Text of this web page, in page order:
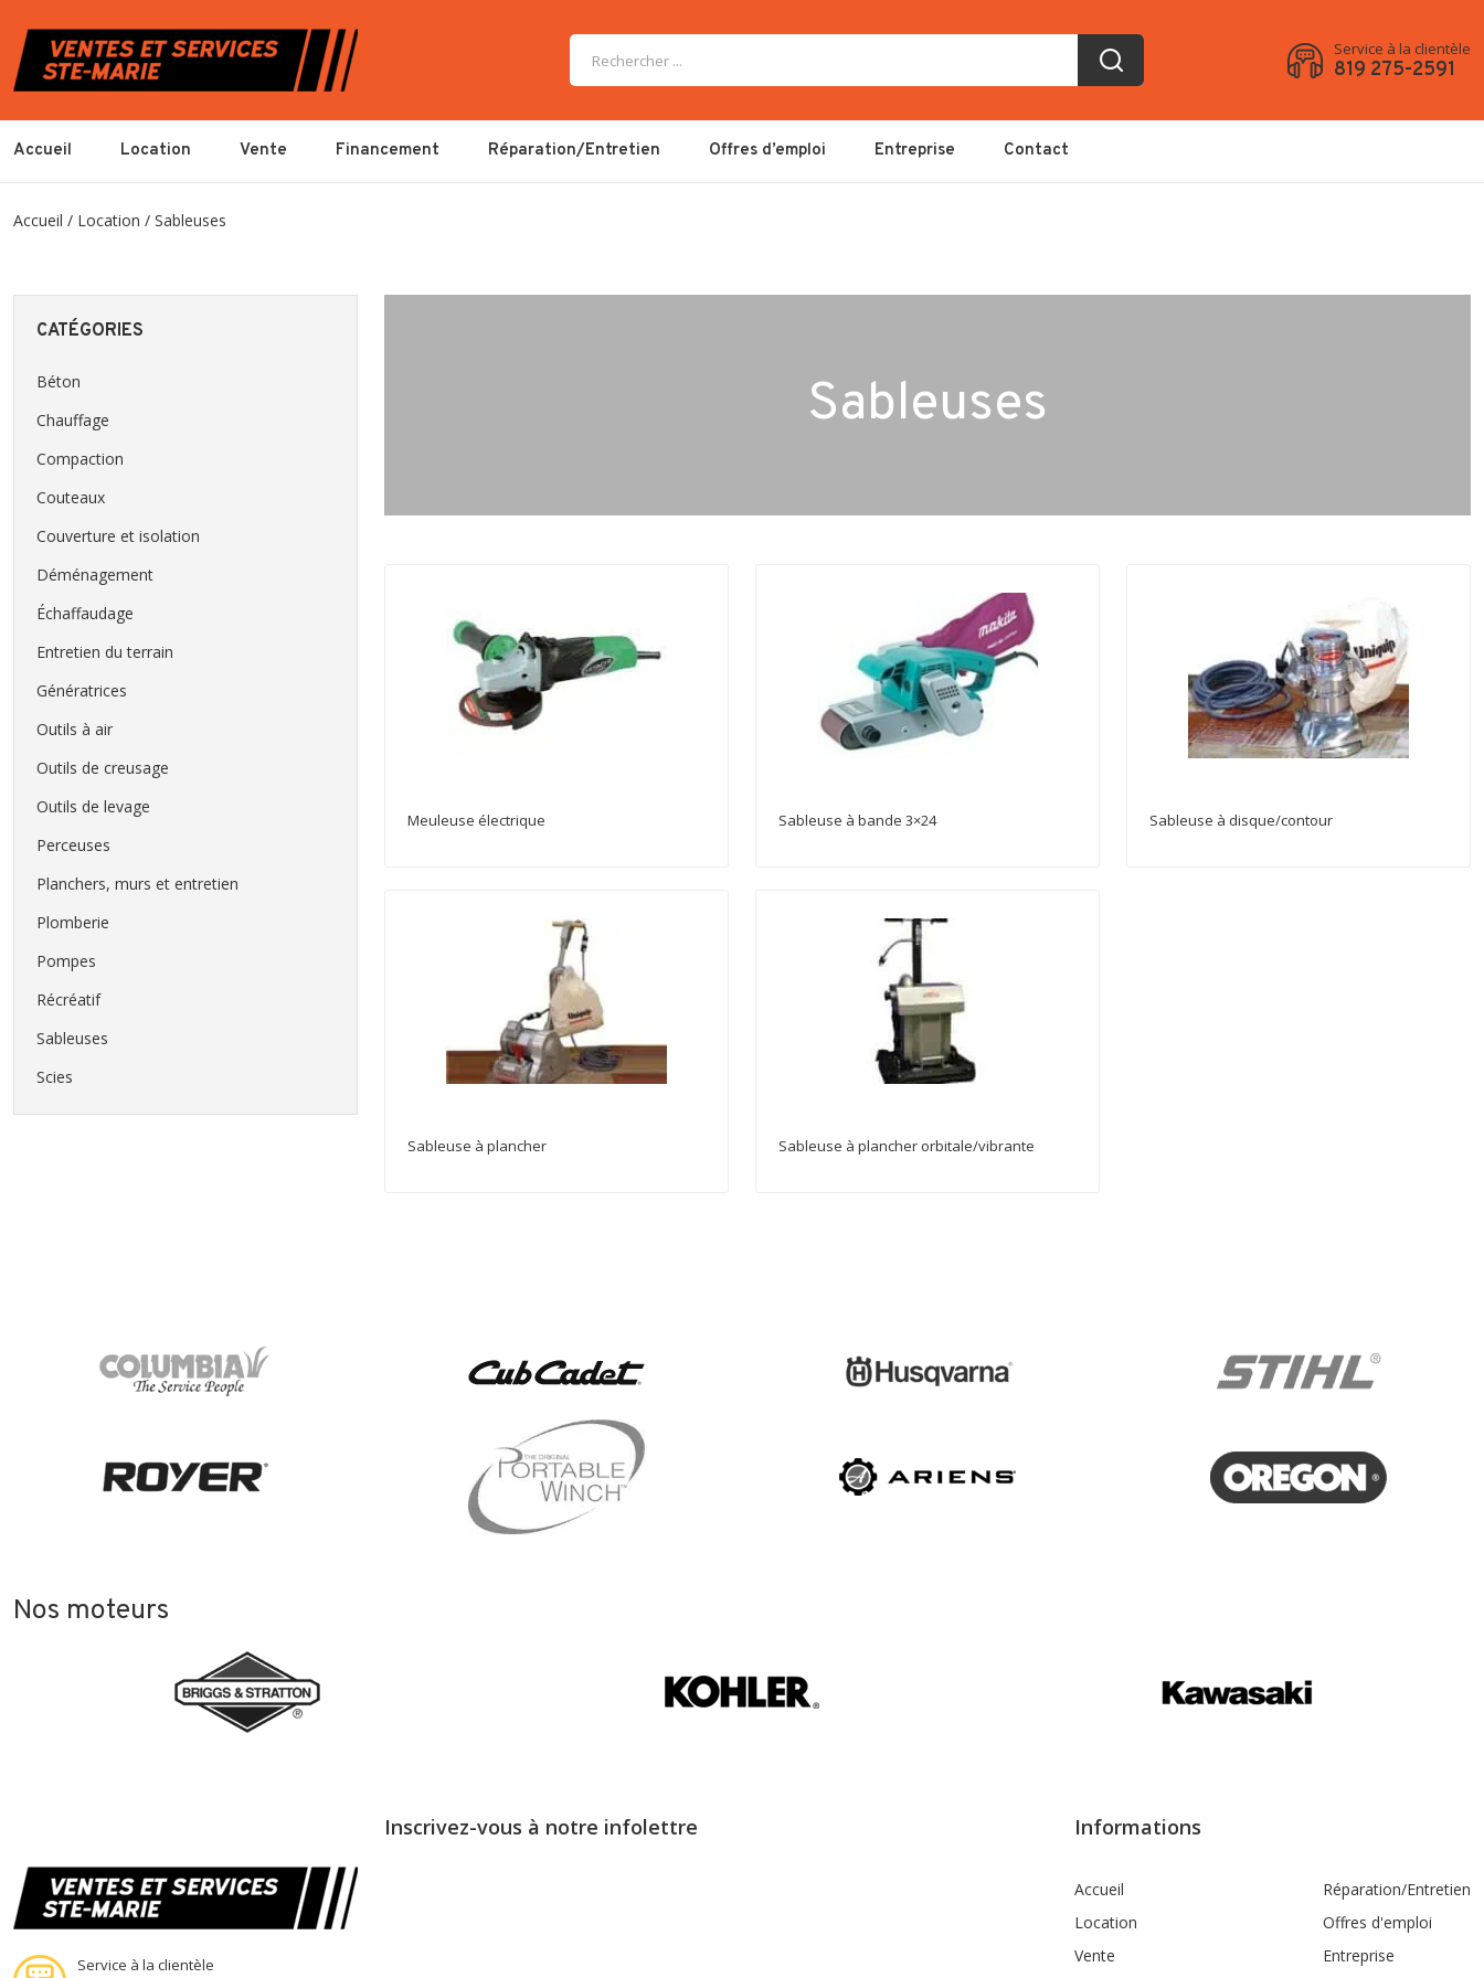
Service à la clientèle
819 275-2591
Accueil Location Vente Financement Réparation/Entretien Offres d’emploi Entreprise Contact
Accueil / Location / Sableuses
CATÉGORIES
Béton
Chauffage
Compaction
Couteaux
Couverture et isolation
Déménagement
Échaffaudage
Entretien du terrain
Génératrices
Outils à air
Outils de creusage
Outils de levage
Perceuses
Planchers, murs et entretien
Plomberie
Pompes
Récréatif
Sableuses
Scies
Sableuses
Meuleuse électrique Sableuse à bande 3×24 Sableuse à disque/contour
Sableuse à plancher Sableuse à plancher orbitale/vibrante
Nos moteurs
Service à la clientèle
Inscrivez-vous à notre infolettre Informations
Accueil
Location
Vente
Réparation/Entretien
Offres d'emploi
Entreprise